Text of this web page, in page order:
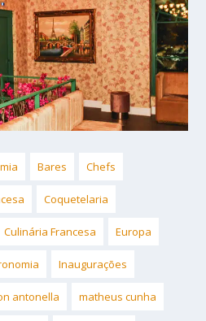
Bares Chefs
Coquetelaria
Culinária Francesa Europa
Inaugurações
antonella matheus cunha